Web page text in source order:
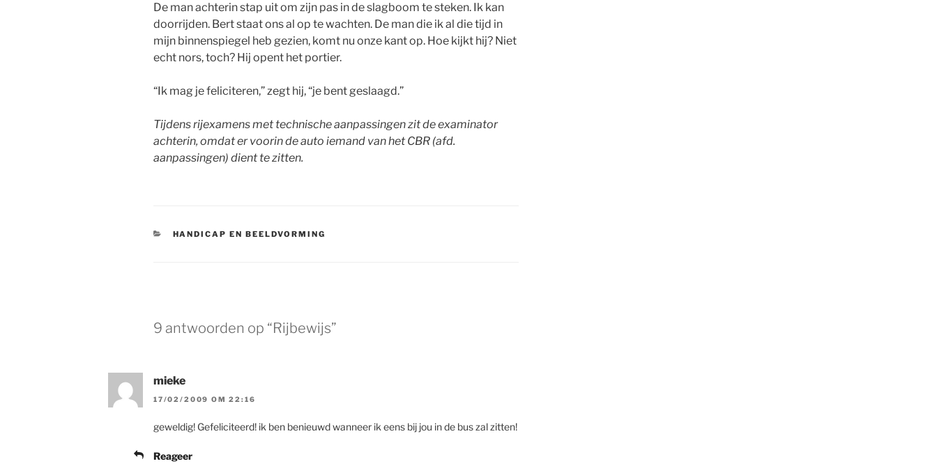
De man achterin stap uit om zijn pas in de slagboom te steken. Ik kan
doorrijden. Bert staat ons al op te wachten. De man die ik al die tijd in
mijn binnenspiegel heb gezien, komt nu onze kant op. Hoe kijkt hij? Niet
echt nors, toch? Hij opent het portier.
“Ik mag je feliciteren,” zegt hij, “je bent geslaagd.”
Tijdens rijexamens met technische aanpassingen zit de examinator
achterin, omdat er voorin de auto iemand van het CBR (afd.
aanpassingen) dient te zitten.
CATEGORIEËN
HANDICAP EN BEELDVORMING
9 antwoorden op “Rijbewijs”
mieke
17/02/2009 OM 22:16
geweldig! Gefeliciteerd! ik ben benieuwd wanneer ik eens bij jou in de bus zal zitten!
Reageer